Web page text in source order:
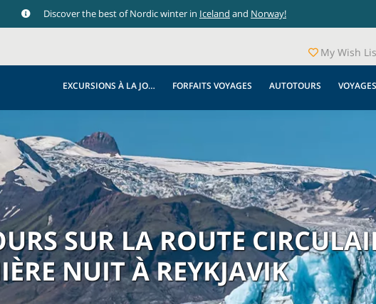
Discover the best of Nordic winter in Iceland and Norway!
My Wish
EXCURSIONS À LA JOURNÉE FORFAITS VOYAGES AUTOTOURS
SUR LA ROUTE
NUIT À REYKJAVIK